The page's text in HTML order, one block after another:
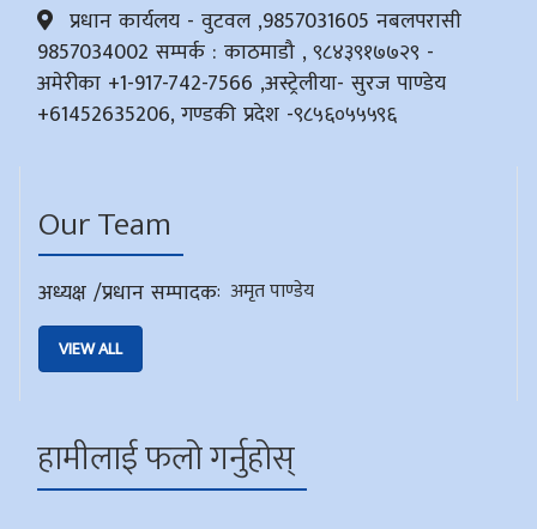
प्रधान कार्यलय - वुटवल ,9857031605 नबलपरासी
9857034002 सम्पर्क : काठमाडौ , ९८४३९१७७२९ -
अमेरीका +1-917-742-7566 ,अस्ट्रेलीया- सुरज पाण्डेय
+61452635206, गण्डकी प्रदेश -९८५६०५५५९६
Our Team
अध्यक्ष /प्रधान सम्पादक: अमृत पाण्डेय
VIEW ALL
हामीलाई फलो गर्नुहोस्